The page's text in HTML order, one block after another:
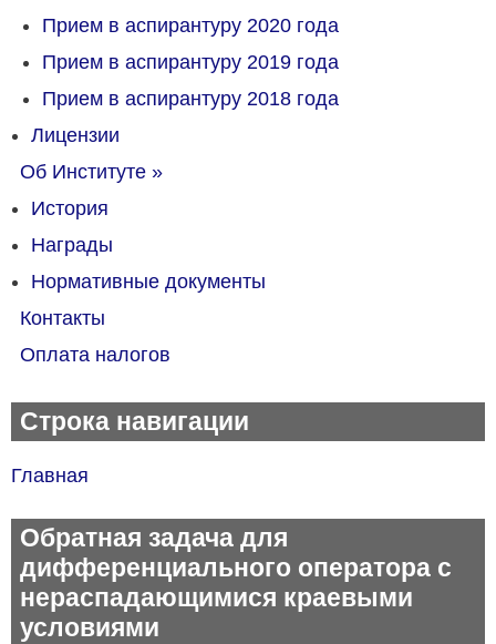
Прием в аспирантуру 2020 года
Прием в аспирантуру 2019 года
Прием в аспирантуру 2018 года
Лицензии
Об Институте »
История
Награды
Нормативные документы
Контакты
Оплата налогов
Строка навигации
Главная
Обратная задача для
дифференциального оператора с
нераспадающимися краевыми
условиями